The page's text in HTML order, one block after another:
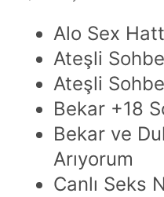
Alo Sex
Ateşli
Ateşli
Bekar +18
Bekar ve
Arıyorum
Canlı Seks